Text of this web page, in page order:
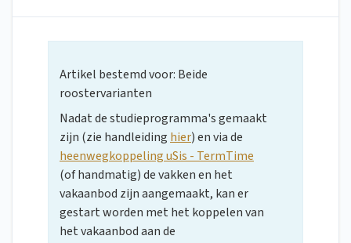
Artikel bestemd voor: Beide
roostervarianten
Nadat de studieprogramma's gemaakt
zijn (zie handleiding hier) en via de
heenwegkoppeling uSis - TermTime
(of handmatig) de vakken en het
vakaanbod zijn aangemaakt, kan er
gestart worden met het koppelen van
het vakaanbod aan de